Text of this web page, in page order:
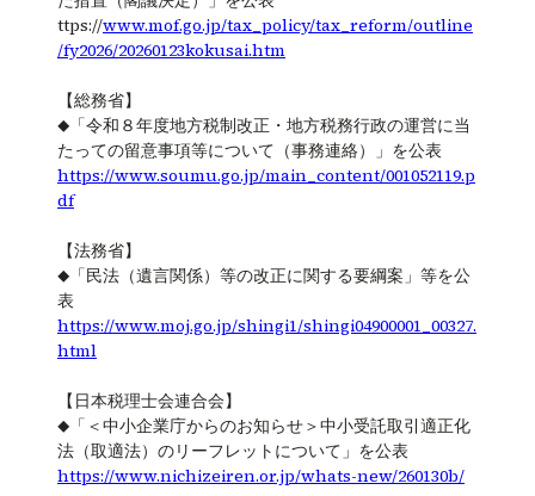
ttps://www.mof.go.jp/tax_policy/tax_reform/outline
/fy2026/20260123kokusai.htm
【総務省】
◆「令和８年度地方税制改正・地方税務行政の運営に当
たっての留意事項等について（事務連絡）」を公表
https://www.soumu.go.jp/main_content/001052119.p
df
【法務省】
◆「民法（遺言関係）等の改正に関する要綱案」等を公
表
https://www.moj.go.jp/shingi1/shingi04900001_00327.
html
【日本税理士会連合会】
◆「＜中小企業庁からのお知らせ＞中小受託取引適正化
法（取適法）のリーフレットについて」を公表
https://www.nichizeiren.or.jp/whats-new/260130b/